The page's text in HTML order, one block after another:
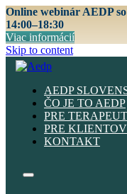
Online webinár AEDP
14:00–18:30
Viac informácií
Skip to content
AEDP
ČO JE TO AEDP
PRE
PRE KLIENTOV
KONTAKT